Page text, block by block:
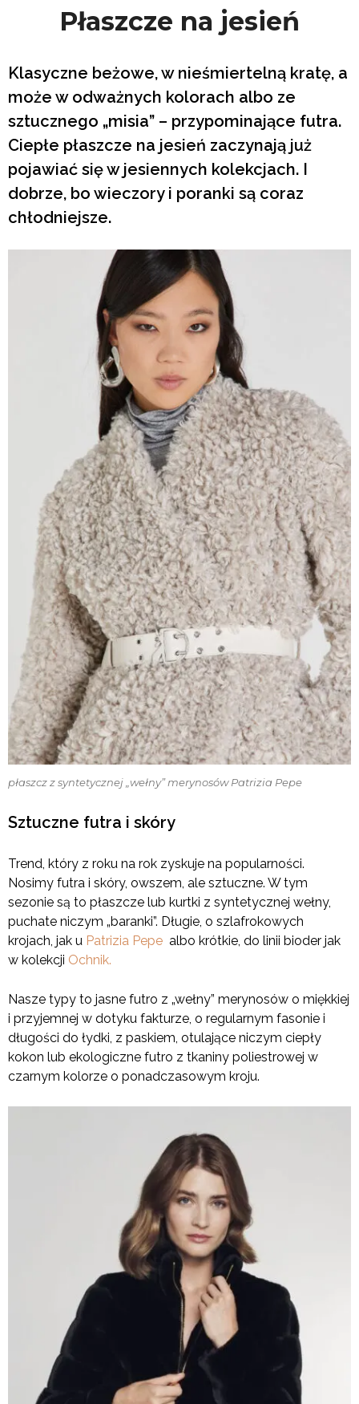
Płaszcze na jesień
Klasyczne beżowe, w nieśmiertelną kratę, a
może w odważnych kolorach albo ze
sztucznego „misia” – przypominające futra.
Ciepłe płaszcze na jesień zaczynają już
pojawiać się w jesiennych kolekcjach. I
dobrze, bo wieczory i poranki są coraz
chłodniejsze.
płaszcz z syntetycznej „wełny” merynosów Patrizia Pepe
Sztuczne futra i skóry
Trend, który z roku na rok zyskuje na popularności.
Nosimy futra i skóry, owszem, ale sztuczne. W tym
sezonie są to płaszcze lub kurtki z syntetycznej wełny,
puchate niczym „baranki”. Długie, o szlafrokowych
krojach, jak u Patrizia Pepe albo krótkie, do linii bioder jak
w kolekcji Ochnik.
Nasze typy to jasne futro z „wełny” merynosów o miękkiej
i przyjemnej w dotyku fakturze, o regularnym fasonie i
długości do łydki, z paskiem, otulające niczym ciepły
kokon lub ekologiczne futro z tkaniny poliestrowej w
czarnym kolorze o ponadczasowym kroju.